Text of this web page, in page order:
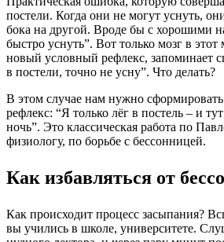
постели. Когда они не могут уснуть,
бока на другой. Вроде бы с хорошими
быстро уснуть”. Вот только мозг в
новый условный рефлекс, запоминает
в постели, точно не усну”. Что делать?
В этом случае нам нужно
рефлекс: “Я только лёг в постель – и
ночь”. Это классическая работа по
физиологу, по борьбе с бессонницей.
Как избавляться от
Как происходит процесс засыпания?
вы учились в школе, университете.